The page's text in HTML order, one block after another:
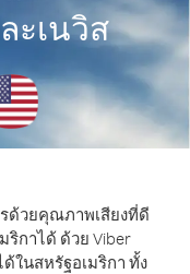
ะเนวิส
ด้วยคุณภาพเสียงที่ดี
ริกาได้ ด้วย Viber
ในสหรัฐอเมริกา ทั้ง